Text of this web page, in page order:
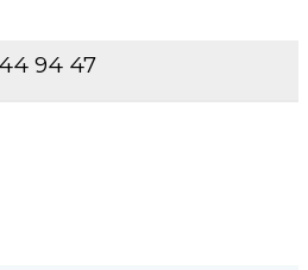
94 47